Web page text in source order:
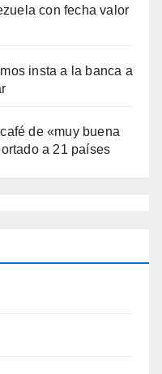
con fecha valor
insta a la banca a
de «muy buena
a 21 países